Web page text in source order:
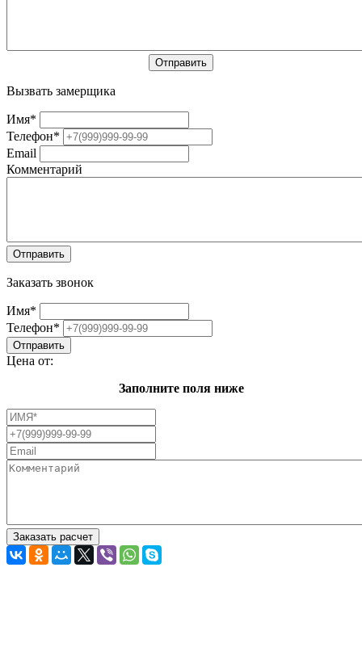
Вызвать замерщика
Имя*
Телефон*
Email
Комментарий
Заказать звонок
Имя*
Телефон*
Цена от:
Заполните поля ниже